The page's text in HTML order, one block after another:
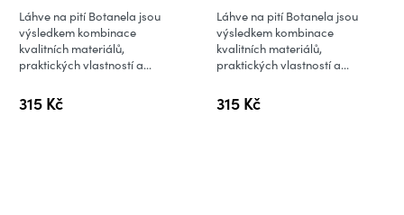
315 Kč
Láhve na pití Botanela jsou
výsledkem kombinace
kvalitních materiálů,
praktických vlastností a...
315 Kč
Láhve na pití Botanela jsou
výsledkem kombinace
kvalitních materiálů,
praktických vlastností a...